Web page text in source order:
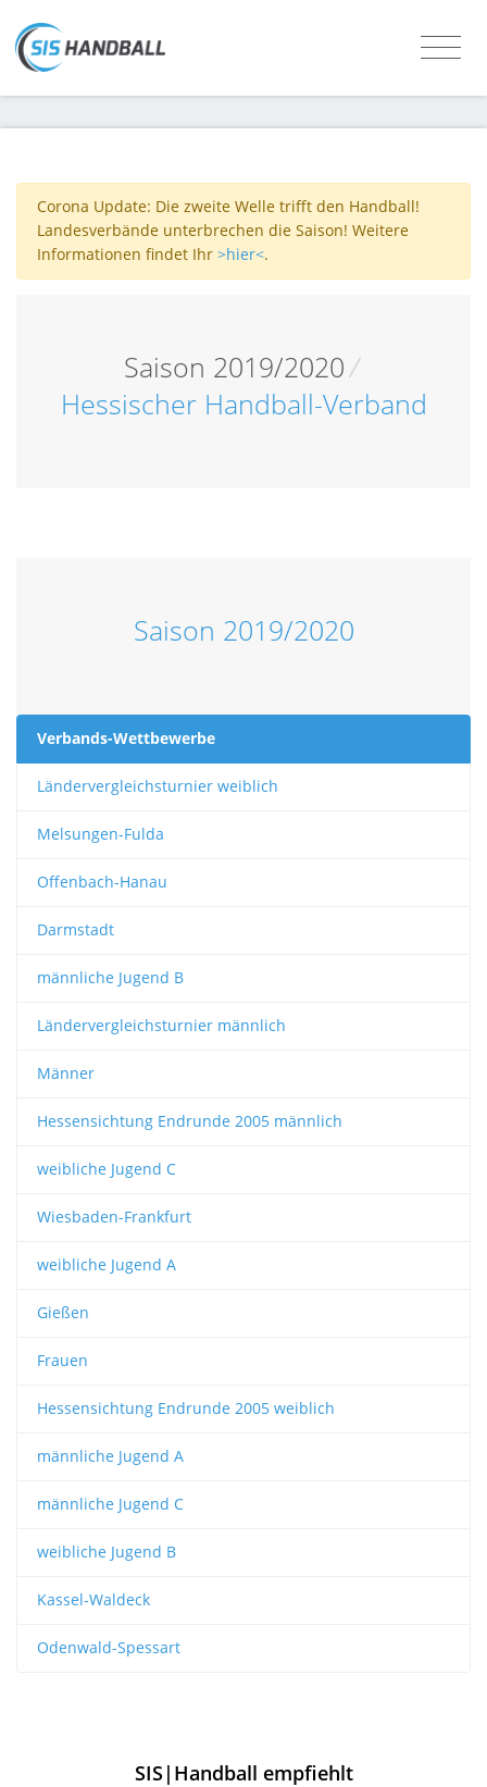
Corona Update: Die zweite Welle trifft den Handball!
Landesverbände unterbrechen die Saison! Weitere
Informationen findet Ihr >hier<.
Saison 2019/2020/
Hessischer Handball-Verband
Saison 2019/2020
Verbands-Wettbewerbe
Ländervergleichsturnier weiblich
Melsungen-Fulda
Offenbach-Hanau
Darmstadt
männliche Jugend B
Ländervergleichsturnier männlich
Männer
Hessensichtung Endrunde 2005 männlich
weibliche Jugend C
Wiesbaden-Frankfurt
weibliche Jugend A
Gießen
Frauen
Hessensichtung Endrunde 2005 weiblich
männliche Jugend A
männliche Jugend C
weibliche Jugend B
Kassel-Waldeck
Odenwald-Spessart
SIS|Handball empfiehlt